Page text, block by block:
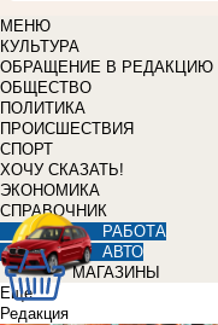
МЕНЮ
КУЛЬТУРА
ОБРАЩЕНИЕ В РЕДАКЦИЮ
ОБЩЕСТВО
ПОЛИТИКА
ПРОИСШЕСТВИЯ
СПОРТ
ХОЧУ СКАЗАТЬ!
ЭКОНОМИКА
СПРАВОЧНИК
РАБОТА
АВТО
МАГАЗИНЫ
Еще
Редакция